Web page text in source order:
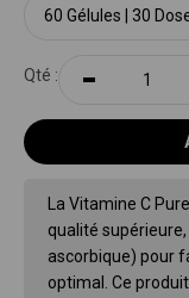
60 Gélules | 30
Qté :
La Vitamine C
qualité
ascorbique) pour
optimal. Ce